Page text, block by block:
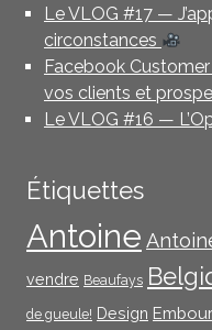
Le VLOG #17 —
circonstances
Facebook
vos clients et
Le VLOG #16 —
Étiquettes
Antoine
vendre Beaufays
de gueule! Design